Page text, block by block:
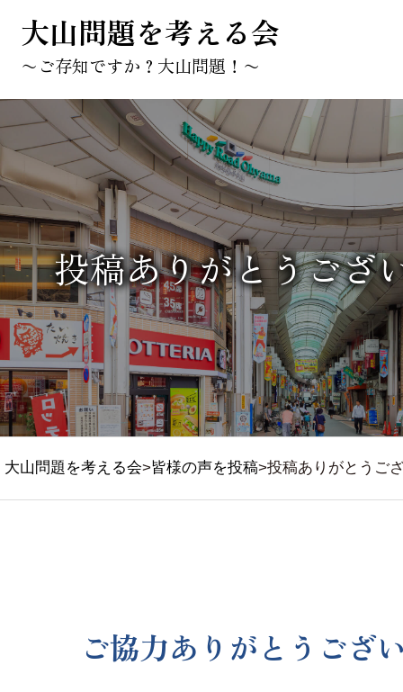
大山問題を考える会
〜ご存知ですか？大山問題！〜
投稿ありがとうござ
大山問題を考える会>皆様の声を投稿>投稿ありがとうご
ご協力ありがとうござ